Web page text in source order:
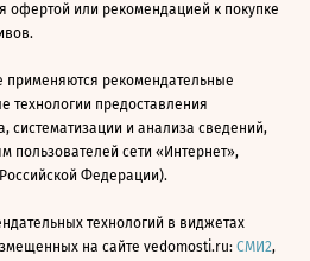
офертой или рекомендацией к покупке
рекомендательные
технологии предоставления
систематизации и анализа сведений,
пользователей сети «Интернет»,
Федерации).
технологий в виджетах
на сайте vedomosti.ru: СМИ2,